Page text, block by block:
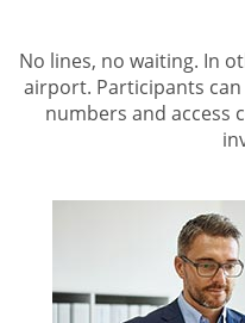
No lines, no waiting. In
airport. Participants
numbers and access